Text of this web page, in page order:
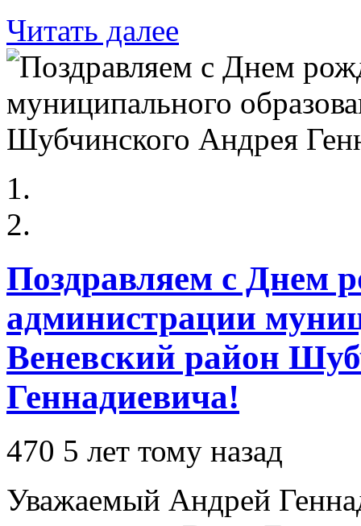
Читать далее
Поздравляем с Днем
администрации
Веневский район
Геннадиевича!
470 5 лет тому назад
Уважаемый Андрей